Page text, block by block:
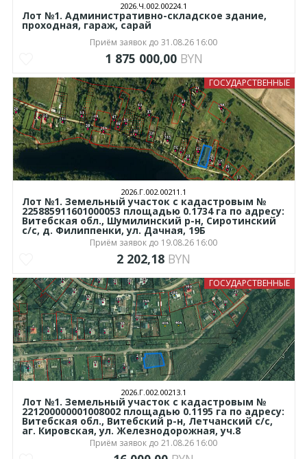
2026.Ч.002.00224.1
Лот №1. Административно-складское здание,
проходная, гараж, сарай
Приём заявок до 31.08.26 16:00
1 875 000,00 BYN
ГОСУДАРСТВЕННЫЕ
2026.Г.002.00211.1
Лот №1. Земельный участок с кадастровым №
225885911601000053 площадью 0.1734 га по адресу:
Витебская обл., Шумилинский р-н, Сиротинский
с/с, д. Филиппенки, ул. Дачная, 19Б
Приём заявок до 19.08.26 16:00
2 202,18 BYN
ГОСУДАРСТВЕННЫЕ
2026.Г.002.00213.1
Лот №1. Земельный участок с кадастровым №
221200000001008002 площадью 0.1195 га по адресу:
Витебская обл., Витебский р-н, Летчанский с/с,
аг. Кировская, ул. Железнодорожная, уч.8
Приём заявок до 21.08.26 16:00